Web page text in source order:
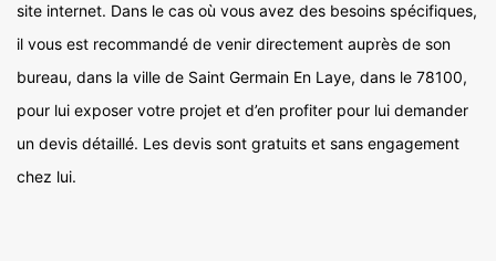
site internet. Dans le cas où vous avez des besoins spécifiques,
il vous est recommandé de venir directement auprès de son
bureau, dans la ville de Saint Germain En Laye, dans le 78100,
pour lui exposer votre projet et d’en profiter pour lui demander
un devis détaillé. Les devis sont gratuits et sans engagement
chez lui.